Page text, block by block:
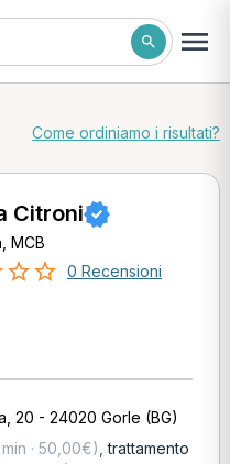
Come ordiniamo i risultati?
Citroni
MCB
0 Recensioni
20 - 24020 Gorle (BG)
· 50,00€) ,trattamento